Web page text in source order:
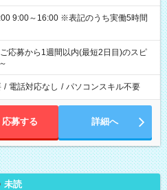
※表記のうち実働5時間
応募から1週間以内(最短2日目)のスピ
/ 電話対応なし / パソコンスキル不要
応募する 詳細へ
未読